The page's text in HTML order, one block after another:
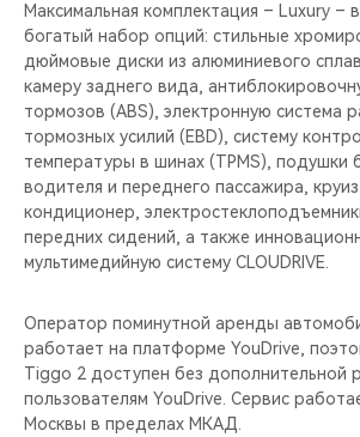
Максимальная комплектация – Luxury –
богатый набор опций: стильные
дюймовые диски из алюминиевого
камеру заднего вида,
тормозов (ABS), электронную система
тормозных усилий (EBD), cистему
температуры в шинах (TPMS), подушки
водителя и переднего пассажира,
кондиционер,
передних сидений, а также
мультимедийную систему CLOUDRIVE.
Оператор поминутной аренды
работает на платформе YouDrive,
Tiggo 2 доступен без дополнительной
пользователям YouDrive. Сервис
Москвы в пределах МКАД.